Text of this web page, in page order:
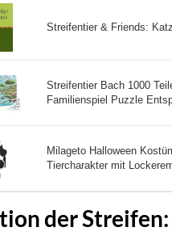
Streifentier & Friends:
Streifentier Bach 1000
Familienspiel Puzzle
Milageto Halloween
Tiercharakter mit
der